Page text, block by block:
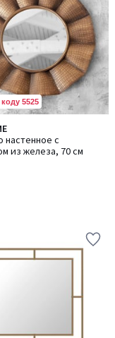
5525
настенное с
из железа, 70 см